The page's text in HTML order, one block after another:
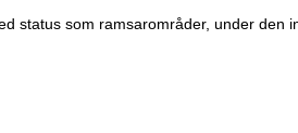
status som ramsarområder, under den